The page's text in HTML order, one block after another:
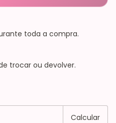
toda a compra.
trocar ou devolver.
Calcular